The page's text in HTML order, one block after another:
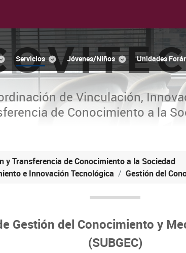
Servicios Jóvenes/Niños Unidades
de Vinculación,
de Conocimiento a la
y Transferencia de Conocimiento a la Sociedad
e Innovación Tecnológica
Gestión del
Gestión del Conocimiento y
(SUBGEC)